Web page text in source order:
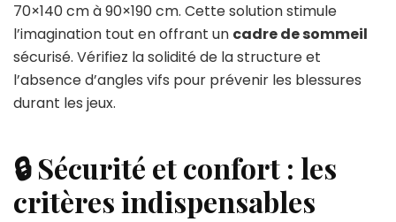
70×140 cm à 90×190 cm. Cette solution stimule
l’imagination tout en offrant un cadre de sommeil
sécurisé. Vérifiez la solidité de la structure et
l’absence d’angles vifs pour prévenir les blessures
durant les jeux.
🔒 Sécurité et confort : les
critères indispensables